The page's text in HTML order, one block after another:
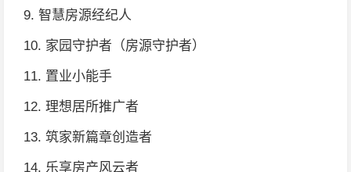
9. 智慧房源经纪人
10. 家园守护者（房源守护者）
11. 置业小能手
12. 理想居所推广者
13. 筑家新篇章创造者
14. 乐享房产风云者